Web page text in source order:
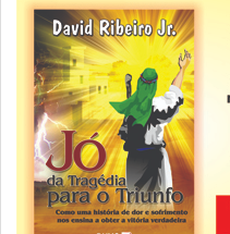
Novidade
CNPJ
nesta
ver todas »